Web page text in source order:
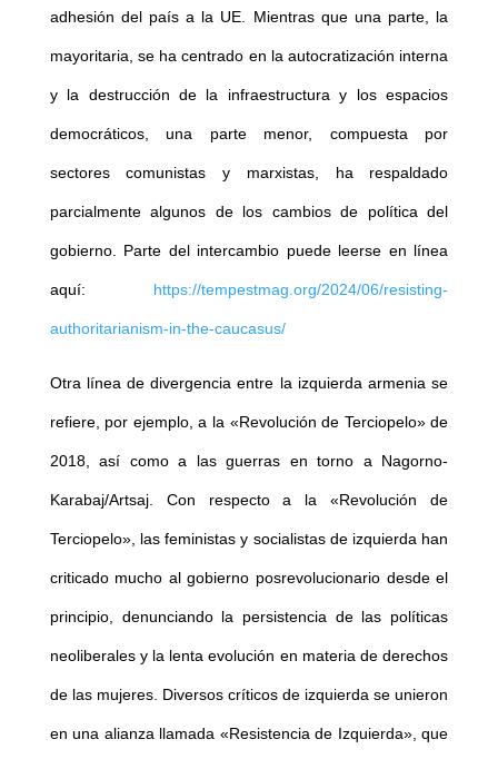
adhesión del país a la UE. Mientras que una parte, la
mayoritaria, se ha centrado en la autocratización interna
y la destrucción de la infraestructura y los espacios
democráticos, una parte menor, compuesta por
sectores comunistas y marxistas, ha respaldado
parcialmente algunos de los cambios de política del
gobierno. Parte del intercambio puede leerse en línea
aquí: https://tempestmag.org/2024/06/resisting-
authoritarianism-in-the-caucasus/
Otra línea de divergencia entre la izquierda armenia se
refiere, por ejemplo, a la «Revolución de Terciopelo» de
2018, así como a las guerras en torno a Nagorno-
Karabaj/Artsaj. Con respecto a la «Revolución de
Terciopelo», las feministas y socialistas de izquierda han
criticado mucho al gobierno posrevolucionario desde el
principio, denunciando la persistencia de las políticas
neoliberales y la lenta evolución en materia de derechos
de las mujeres. Diversos críticos de izquierda se unieron
en una alianza llamada «Resistencia de Izquierda», que